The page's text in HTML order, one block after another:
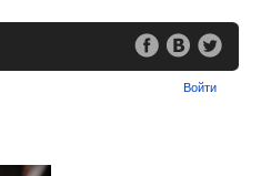
Войти